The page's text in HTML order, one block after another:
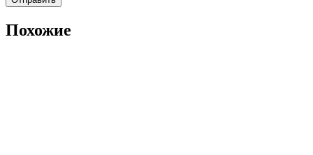
Похожие